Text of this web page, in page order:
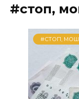
#стоп,
#СТОП,